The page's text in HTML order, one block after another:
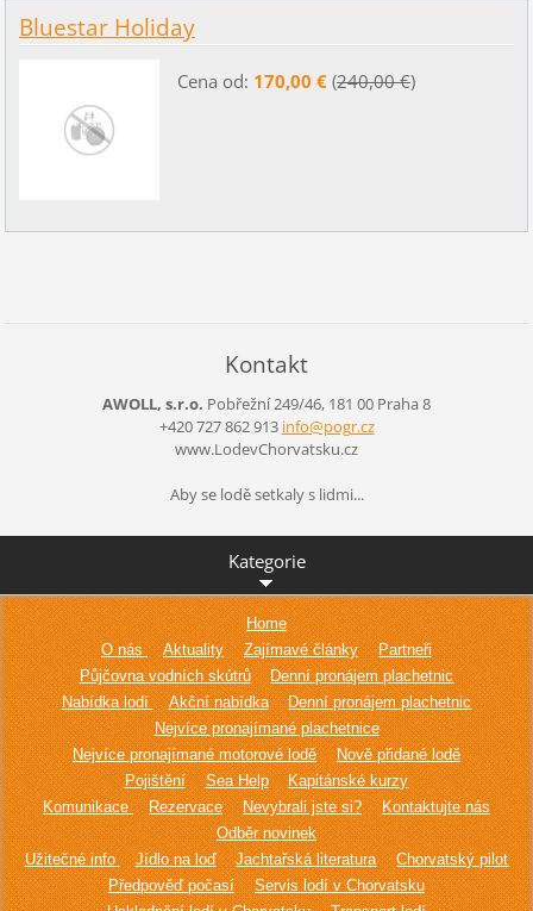
Bluestar Holiday
Cena od: 170,00 €(240,00 €)
Kontakt
AWOLL, s.r.o. Pobřežní 249/46, 181 00 Praha 8
+420 727 862 913 info@pogr.cz
www.LodevChorvatsku.cz
Aby se lodě setkaly s lidmi...
Kategorie
Home
O nás
Aktuality Zajímavé články
Partneři
Půjčovna vodních skútrů
Denní pronájem plachetnic
Nabídka lodí
Akční nabídka
Denní pronájem plachetnic
Nejvíce pronajímané plachetnice
Nejvíce pronajímané motorové lodě
Nově přidané lodě
Pojištění
Sea Help
Kapitánské kurzy
Komunikace
Rezervace Nevybrali jste si?
Kontaktujte nás
Odběr novinek
Užitečné info
Jídlo na loď Jachtařská literatura
Chorvatský pilot
Předpověď počasí
Servis lodí v Chorvatsku